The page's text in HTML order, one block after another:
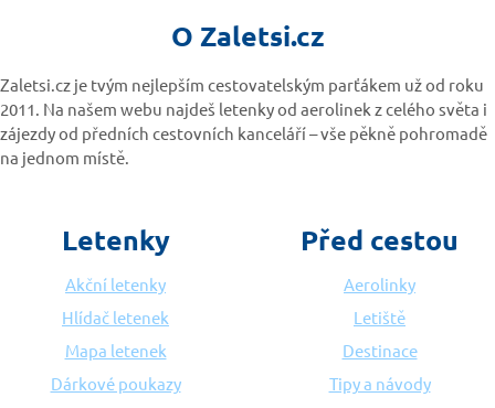
O Zaletsi.cz
Zaletsi.cz je tvým nejlepším cestovatelským parťákem už od roku
2011. Na našem webu najdeš letenky od aerolinek z celého světa i
zájezdy od předních cestovních kanceláří – vše pěkně pohromadě
na jednom místě.
Letenky
Akční letenky
Hlídač letenek
Mapa letenek
Dárkové poukazy
Před cestou
Aerolinky
Letiště
Destinace
Tipy a návody